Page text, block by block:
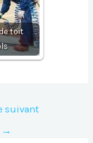
toit
suivant
→